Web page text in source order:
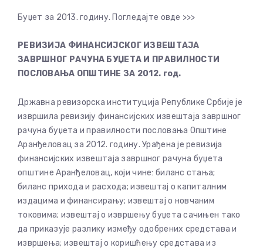
Буџет за 2013. годину. Погледајте овде >>>
РЕВИЗИЈА ФИНАНСИЈСКОГ ИЗВЕШТАЈА
ЗАВРШНОГ РАЧУНА БУЏЕТА И ПРАВИЛНОСТИ
ПОСЛОВАЊА ОПШТИНЕ ЗА 2012. год.
Државна ревизорска институција Републике Србије је
извршила ревизију финансијских извештаја завршног
рачуна буџета и правилности пословања Општине
Аранђеловац за 2012. годину. Урађена је ревизија
финансијских извештаја завршног рачуна буџета
општине Аранђеловац, који чине: биланс стања;
биланс прихода и расхода; извештај о капиталним
издацима и финансирању; извештај о новчаним
токовима; извештај о извршењу буџета сачињен тако
да приказује разлику између одобрених средстава и
извршења; извештај о коришћењу средстава из